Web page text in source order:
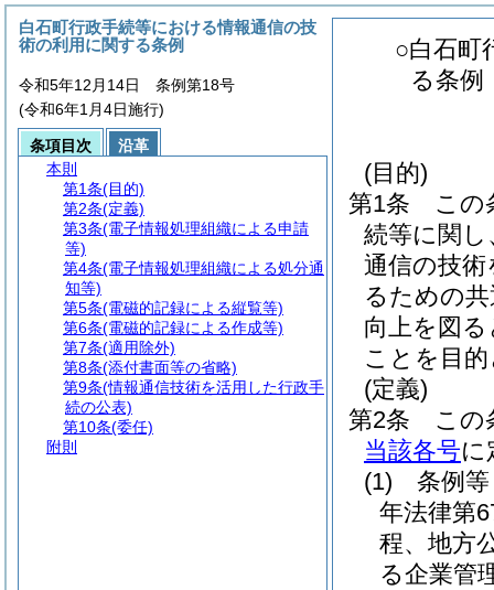
○白石町
る条例
(目的)
第1条
この
続等に関
通信の技
るための
向上を図
ことを目
(定義)
第2条
この
当該各号に
(1)
条例
年法律第
程、地方
る企業管
白石町行政手続等における情報通信の技
術の利用に関する条例
令和5年12月14日 条例第18号
(令和6年1月4日施行)
条項目次
沿革
本則
第1条(目的)
第2条(定義)
第3条(電子情報処理組織による申請
等)
第4条(電子情報処理組織による処分通
知等)
第5条(電磁的記録による縦覧等)
第6条(電磁的記録による作成等)
第7条(適用除外)
第8条(添付書面等の省略)
第9条(情報通信技術を活用した行政手
続の公表)
第10条(委任)
附則